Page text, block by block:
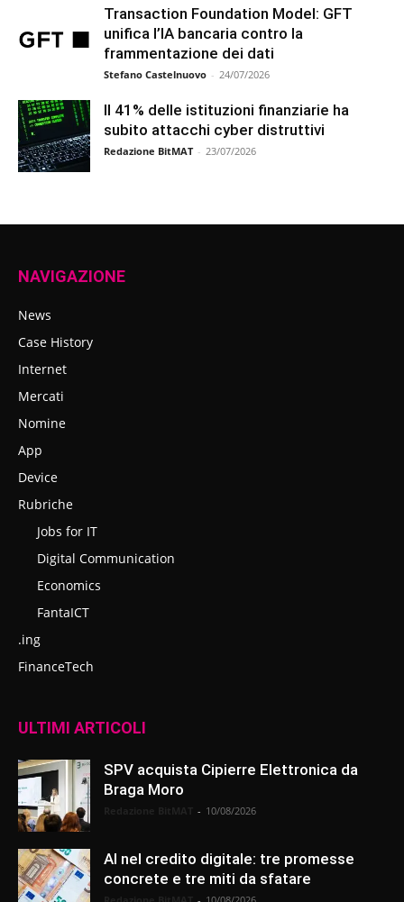
Transaction Foundation Model: GFT
unifica l’IA bancaria contro la
frammentazione dei dati
Stefano Castelnuovo - 24/07/2026
Il 41% delle istituzioni finanziarie ha
subito attacchi cyber distruttivi
Redazione BitMAT - 23/07/2026
NAVIGAZIONE
News
Case History
Internet
Mercati
Nomine
App
Device
Rubriche
Jobs for IT
Digital Communication
Economics
FantaICT
.ing
FinanceTech
ULTIMI ARTICOLI
SPV acquista Cipierre Elettronica da
Braga Moro
- 10/08/2026
AI nel credito digitale: tre promesse
concrete e tre miti da sfatare